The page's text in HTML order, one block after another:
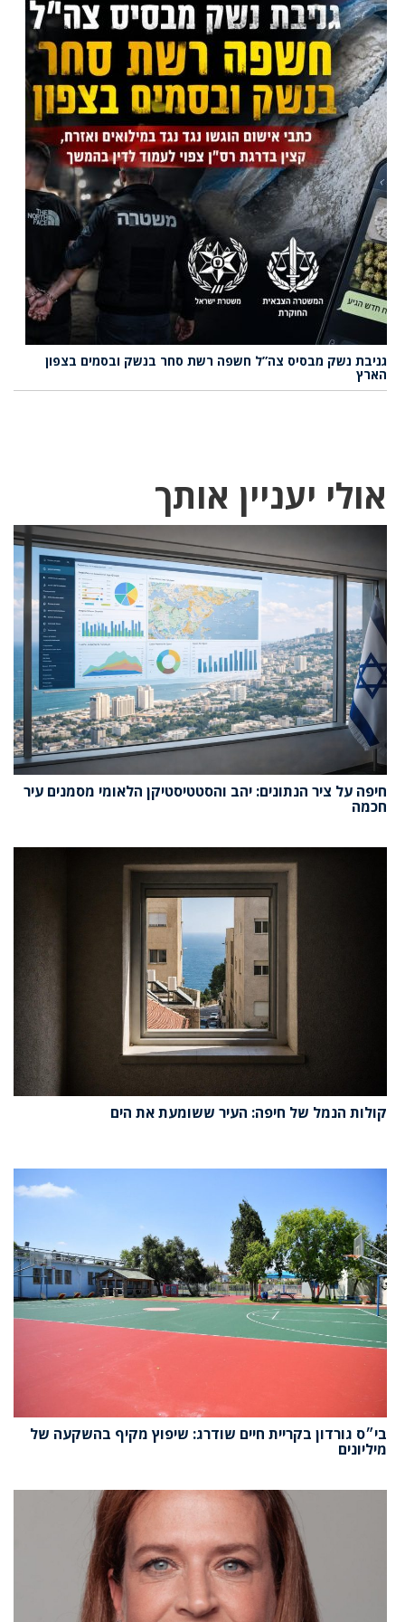
גניבת נשק מבסיס צה”ל חשפה רשת סחר בנשק ובסמים בצפון
הארץ
אולי יעניין אותך
חיפה על ציר הנתונים: יהב והסטטיסטיקן הלאומי מסמנים עיר
חכמה
קולות הנמל של חיפה: העיר ששומעת את הים
בי״ס גורדון בקריית חיים שודרג: שיפוץ מקיף בהשקעה של
מיליונים